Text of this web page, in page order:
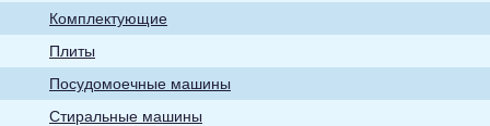
Комплектующие
Плиты
Посудомоечные машины
Стиральные машины